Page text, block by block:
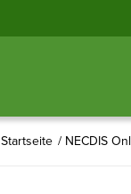
Startseite / NECDIS